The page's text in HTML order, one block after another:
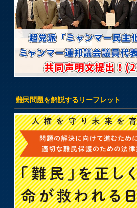
難民問題を解説するリーフレット